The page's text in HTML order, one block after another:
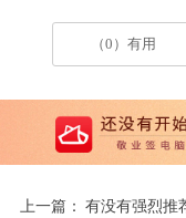
（0）有用
上一篇： 有没有强烈推